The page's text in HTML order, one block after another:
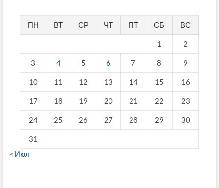
ПН ВТ СР ЧТ ПТ СБ ВС
1 2
3 4 5 6 7 8 9
10 11 12 13 14 15 16
17 18 19 20 21 22 23
24 25 26 27 28 29 30
31
« Июл